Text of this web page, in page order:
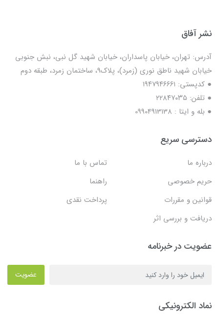
نشر آفاق
آدرس: تهران، خیابان پاسداران، خیابان شهید گل نبی، نبش جنوبی
خیابان شهید ناطق نوری (زمرد)، پلاک9، ساختمان زمرد، طبقه دوم
● کدپستی: ۱۹۴۷۹۴۶۶۶۱
● تلفن: ٢٢٨۴٧۰۳۵
● بله و ایتا : 09904913138
دسترسی سریع
درباره ما
تماس با ما
حریم خصوصی
راهنما
قوانین و مقررات
پرداخت نقدی
دریافت و بررسی اثر
عضویت در خبرنامه
عضویت
نماد الکترونیکی